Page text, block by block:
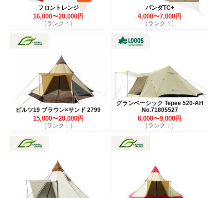
フロントレンジ
16,000〜20,000円
（ランク：）
パンダTC+
4,000〜7,000円
（ランク：）
ピルツ19 ブラウン×サンド 2799
15,000〜20,000円
（ランク：）
グランベーシック Tepee 520-AH
No.71805527
6,000〜9,000円
（ランク：）